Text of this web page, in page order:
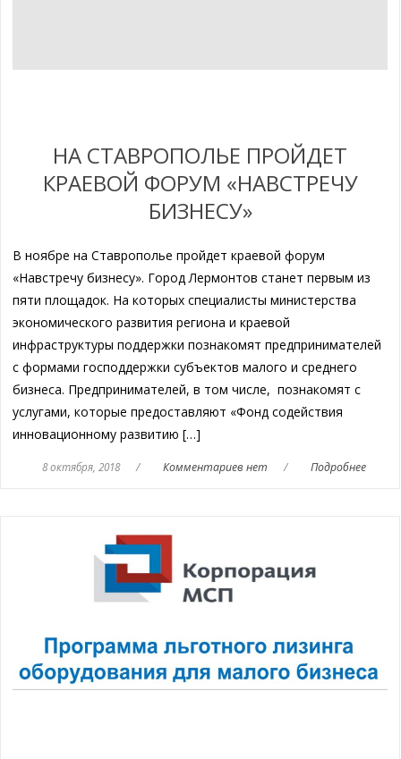
НА СТАВРОПОЛЬЕ ПРОЙДЕТ
КРАЕВОЙ ФОРУМ «НАВСТРЕЧУ
БИЗНЕСУ»
В ноябре на Ставрополье пройдет краевой форум
«Навстречу бизнесу». Город Лермонтов станет первым из
пяти площадок. На которых специалисты министерства
экономического развития региона и краевой
инфраструктуры поддержки познакомят предпринимателей
с формами господдержки субъектов малого и среднего
бизнеса. Предпринимателей, в том числе, познакомят с
услугами, которые предоставляют «Фонд содействия
инновационному развитию […]
8 октября, 2018 / Комментариев нет / Подробнее